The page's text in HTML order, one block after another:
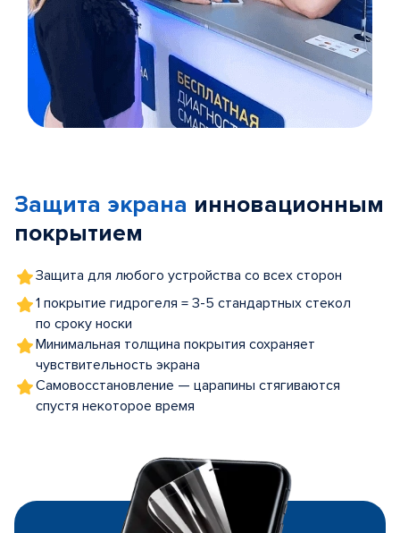
5
Защита экрана инновационным
покрытием
Защита для любого устройства со всех сторон
1 покрытие гидрогеля = 3-5 стандартных стекол
по сроку носки
Минимальная толщина покрытия сохраняет
чувствительность экрана
Самовосстановление — царапины стягиваются
спустя некоторое время